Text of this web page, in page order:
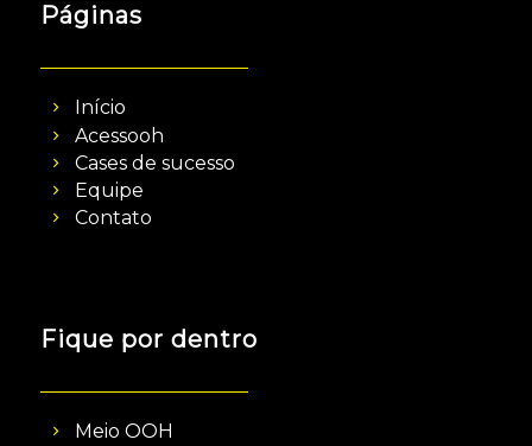
Páginas
Início
Acessooh
Cases de sucesso
Equipe
Contato
Fique por dentro
Meio OOH